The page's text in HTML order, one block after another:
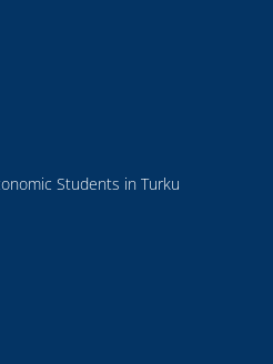
Students in Turku